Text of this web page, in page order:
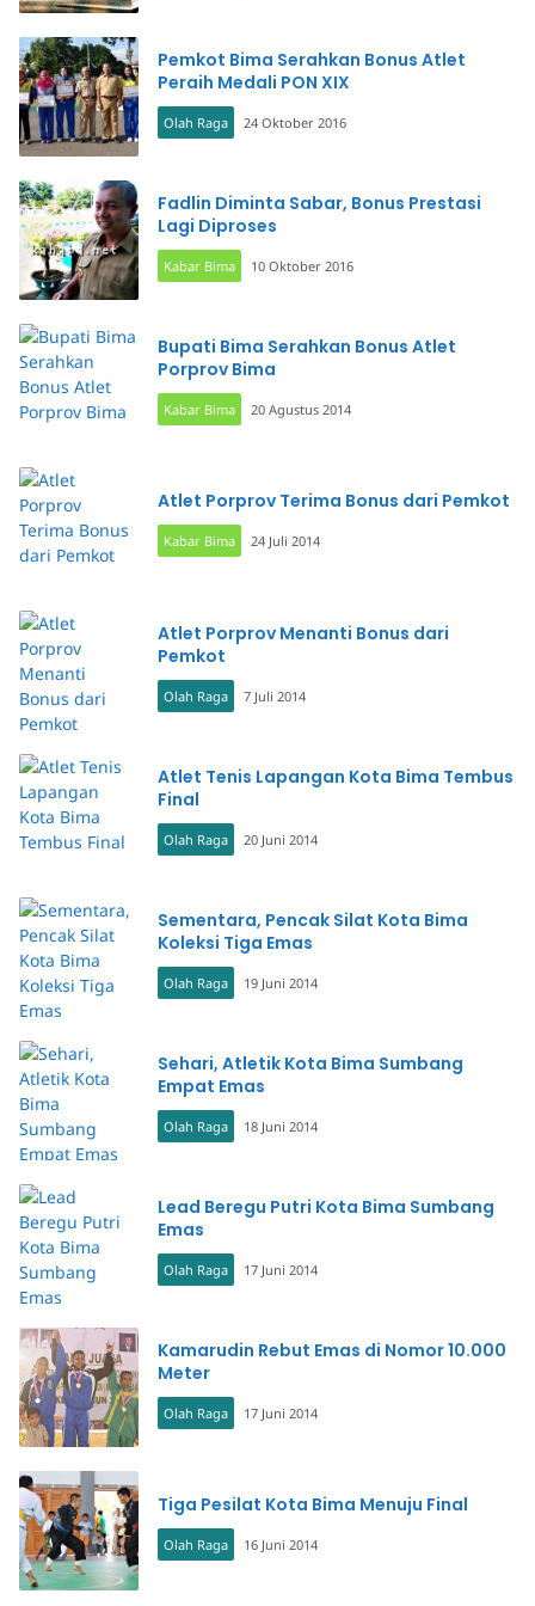
Pemkot Bima Serahkan Bonus Atlet
Peraih Medali PON XIX
Olah Raga 24 Oktober 2016
Fadlin Diminta Sabar, Bonus Prestasi
Lagi Diproses
Kabar Bima 10 Oktober 2016
Bupati Bima Serahkan Bonus Atlet
Porprov Bima
Kabar Bima 20 Agustus 2014
Atlet Porprov Terima Bonus dari Pemkot
Kabar Bima 24 Juli 2014
Atlet Porprov Menanti Bonus dari
Pemkot
Olah Raga 7 Juli 2014
Atlet Tenis Lapangan Kota Bima Tembus
Final
Olah Raga 20 Juni 2014
Sementara, Pencak Silat Kota Bima
Koleksi Tiga Emas
Olah Raga 19 Juni 2014
Sehari, Atletik Kota Bima Sumbang
Empat Emas
Olah Raga 18 Juni 2014
Lead Beregu Putri Kota Bima Sumbang
Emas
Olah Raga 17 Juni 2014
Kamarudin Rebut Emas di Nomor 10.000
Meter
Olah Raga 17 Juni 2014
Tiga Pesilat Kota Bima Menuju Final
Olah Raga 16 Juni 2014